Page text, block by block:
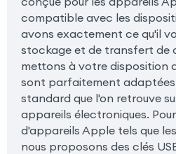
compatible avec les
avons exactement ce qu'il
stockage et de transfert de
mettons à votre disposition
sont parfaitement adaptées
standard que l'on retrouve
appareils électroniques.
d'appareils Apple tels que
nous proposons des clés